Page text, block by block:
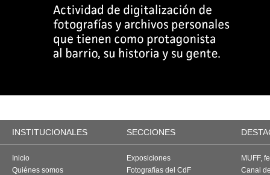
INSTITUCIONALES SECCIONES
Inicio
Quiénes somos
Exposiciones
Fotografías del CdF
MUFF,
Canal